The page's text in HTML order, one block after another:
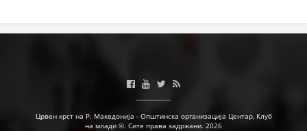
ПРИРАЧНИЦИ
СТРАТЕГИИ
Црвен крст на Р. Македонија - Општинска организација Центар, Клуб
на млади ©. Сите права задржани. 2026